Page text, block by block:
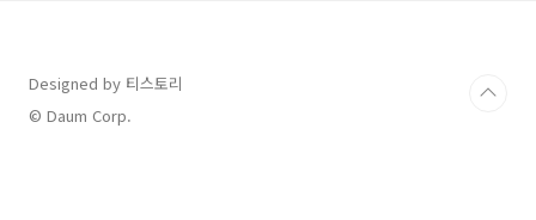
Designed by 티스토리
© Daum Corp.